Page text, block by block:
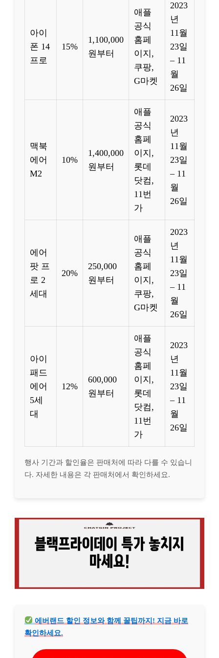
아이
폰 14
프로
15%
1,100,000
원부터
애플
공식
홈페
이지,
쿠팡,
G마켓
2023
년
11월
23일
– 11
월
26일
맥북
에어
M2
10%
1,400,000
원부터
애플
공식
홈페
이지,
롯데
닷컴,
11번
가
2023
년
11월
23일
– 11
월
26일
에어
팟 프
로 2
세대
20%
250,000
원부터
애플
공식
홈페
이지,
쿠팡,
G마켓
2023
년
11월
23일
– 11
월
26일
아이
패드
에어
5세
대
12%
600,000
원부터
애플
공식
홈페
이지,
롯데
닷컴,
11번
가
2023
년
11월
23일
– 11
월
26일
행사 기간과 할인율은 판매처에 따라 다를 수 있습니
다. 자세한 내용은 각 판매처에서 확인하세요.
에버랜드 할인 정보와 함께 꿀팁까지! 지금 바로
확인하세요.